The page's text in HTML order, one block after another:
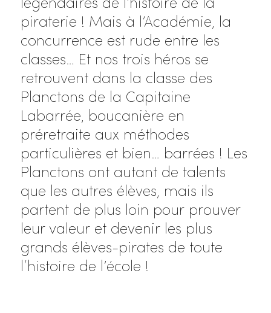
légendaires de l’histoire de la
piraterie ! Mais à l’Académie, la
concurrence est rude entre les
classes… Et nos trois héros se
retrouvent dans la classe des
Planctons de la Capitaine
Labarrée, boucanière en
préretraite aux méthodes
particulières et bien… barrées ! Les
Planctons ont autant de talents
que les autres élèves, mais ils
partent de plus loin pour prouver
leur valeur et devenir les plus
grands élèves-pirates de toute
l‘histoire de l’école !